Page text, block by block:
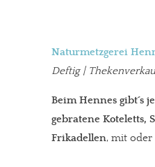
Naturmetzgerei
Deftig |
Beim Hennes gibt´s
gebratene Koteletts,
Frikadellen, mit oder